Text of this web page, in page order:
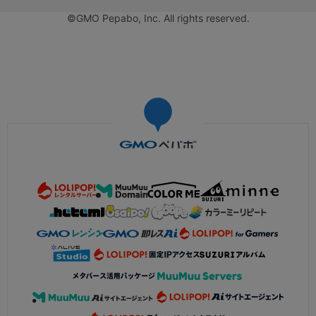
©GMO Pepabo, Inc. All rights reserved.